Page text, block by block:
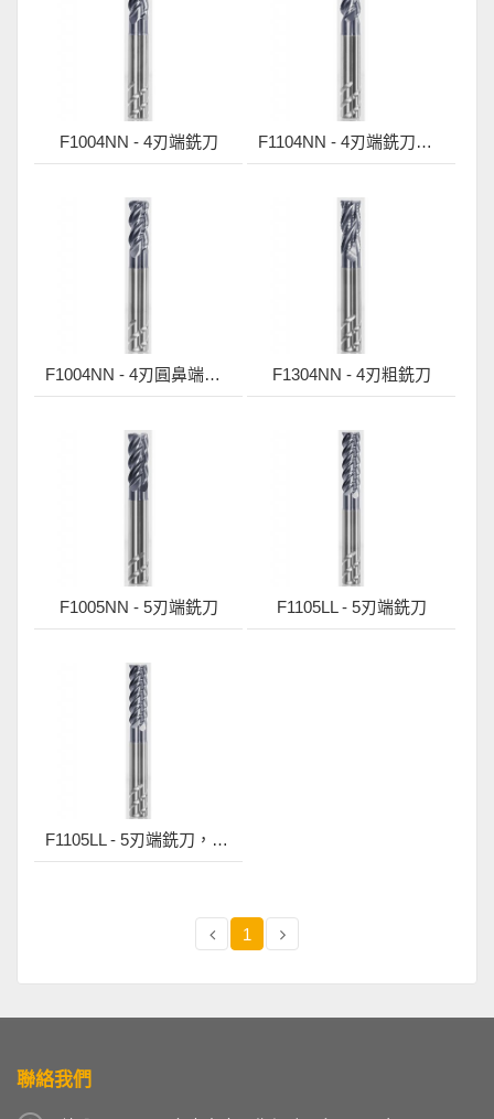
F1004NN - 4刃端銑刀 F1104NN - 4刃端銑刀，有斷屑溝
F1004NN - 4刃圓鼻端銑刀 F1304NN - 4刃粗銑刀
F1005NN - 5刃端銑刀 F1105LL - 5刃端銑刀
F1105LL - 5刃端銑刀，有斷屑溝
1
聯絡我們